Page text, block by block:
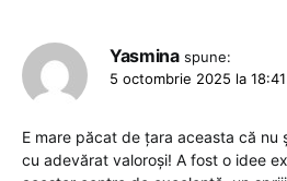
Yasmina spune:
5 octombrie 2025 la 18:41
E mare păcat de țara aceasta că nu
cu adevărat valoroși! A fost o idee